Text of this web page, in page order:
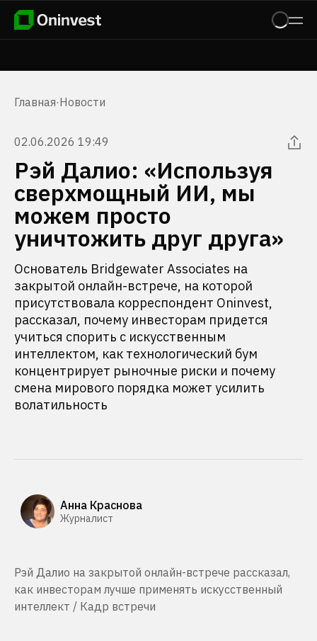
Главная·Новости
02.06.2026 19:49
Рэй Далио: «Используя
сверхмощный ИИ, мы
можем просто
уничтожить друг друга»
Основатель Bridgewater Associates на
закрытой онлайн-встрече, на которой
присутствовала корреспондент Oninvest,
рассказал, почему инвесторам придется
учиться спорить с искусственным
интеллектом, как технологический бум
концентрирует рыночные риски и почему
смена мирового порядка может усилить
волатильность
Анна Краснова
Журналист
Рэй Далио на закрытой онлайн-встрече рассказал,
как инвесторам лучше применять искусственный
интеллект / Кадр встречи